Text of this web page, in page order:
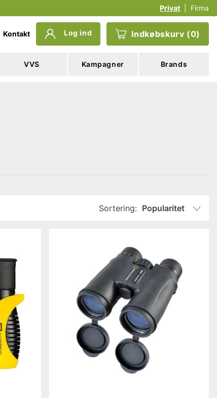
Privat Firma
Kontakt Log ind Indkøbskurv (0)
VVS Kampagner Brands
Sortering: Popularitet